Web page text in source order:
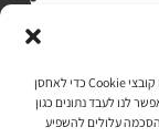
כדי לספק חוויית משתמש מיטבית, אנו משתמשים בטכנולוגיות כמו קובצי Cookie כדי לאחסן
לנו לעבד נתונים כגון
הסכמה עלולים להשפיע